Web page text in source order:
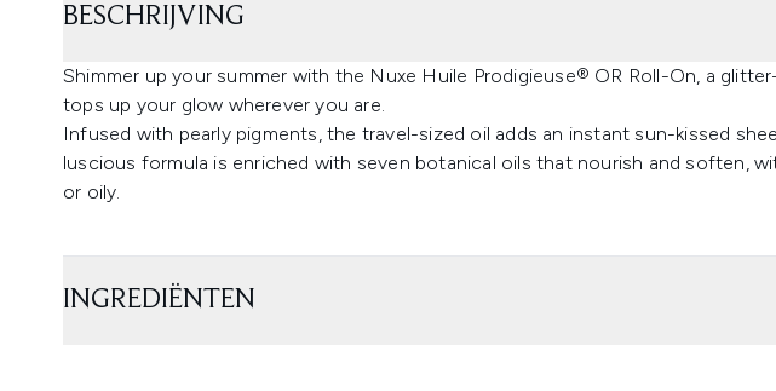
BESCHRIJVING
Shimmer up your summer with the Nuxe Huile Prodigieuse® OR Roll-On, a
tops up your glow wherever you are.
Infused with pearly pigments, the travel-sized oil adds an instant sun-kissed
luscious formula is enriched with seven botanical oils that nourish and soften,
or oily.
INGREDIËNTEN